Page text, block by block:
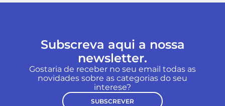
Subscreva aqui a nossa
newsletter.
Gostaria de receber no seu email todas as
novidades sobre as categorias do seu
interese?
SUBSCREVER